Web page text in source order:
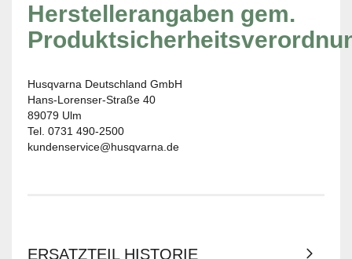
Herstellerangaben gem.
Husqvarna Deutschland GmbH
Hans-Lorenser-Straße 40
89079 Ulm
Tel. 0731 490-2500
kundenservice@husqvarna.de
ERSATZTEIL HISTORIE